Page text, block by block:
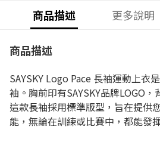
商品描述 更多說明
商品描述
SAYSKY Logo Pace 長袖運動上衣
袖。胸前印有SAYSKY品牌LOGO，
這款長袖採用標準版型，旨在提供
能，無論在訓練或比賽中，都能發